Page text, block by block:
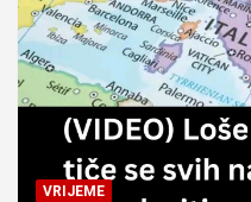
VRIJEME